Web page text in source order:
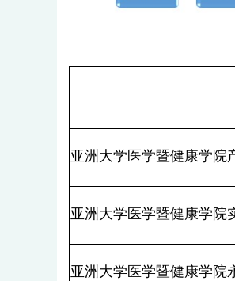
亚洲大学医学暨健康学院
亚洲大学医学暨健康学院
亚洲大学医学暨健康学院